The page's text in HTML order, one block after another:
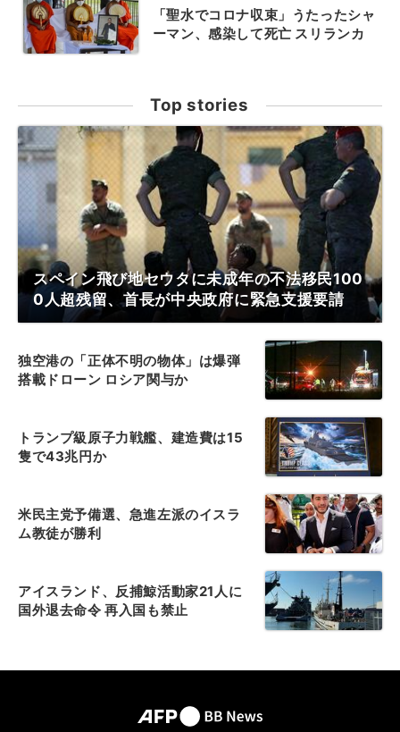
「聖水でコロナ収束」うたったシャ
ーマン、感染して死亡 スリランカ
Top stories
スペイン飛び地セウタに未成年の不法移民100
0人超残留、首長が中央政府に緊急支援要請
独空港の「正体不明の物体」は爆弾
搭載ドローン ロシア関与か
トランプ級原子力戦艦、建造費は15
隻で43兆円か
米民主党予備選、急進左派のイスラ
ム教徒が勝利
アイスランド、反捕鯨活動家21人に
国外退去命令 再入国も禁止